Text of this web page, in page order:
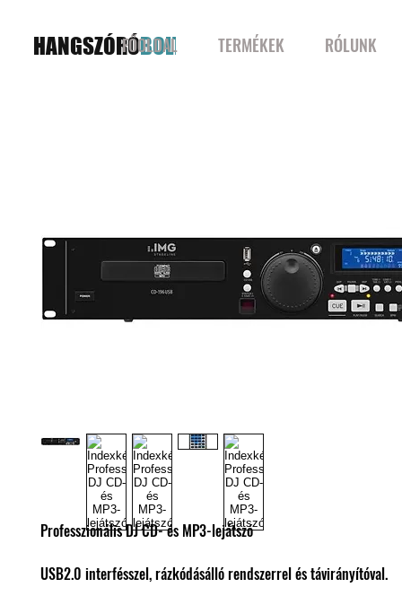
HANGSZÓRÓBOLT
FŐOLDAL TERMÉKEK RÓLUNK
Professzionális DJ CD- és MP3-lejátszó
USB2.0 interfésszel, rázkódásálló rendszerrel és távirányítóval.